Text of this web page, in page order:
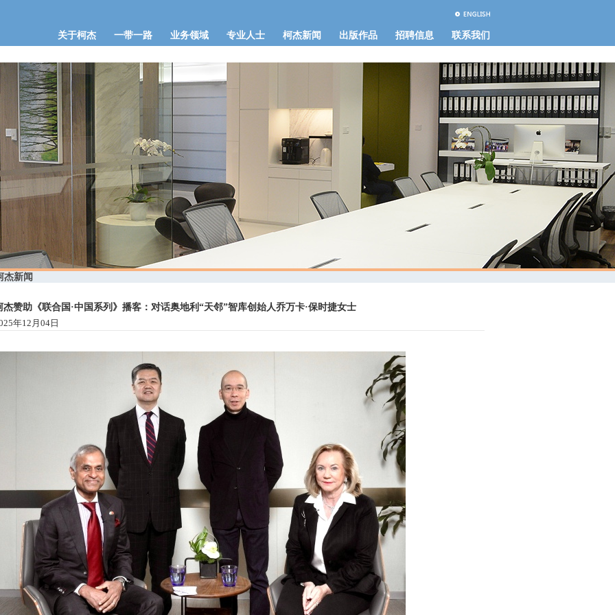
关于柯杰 一带一路 业务领域 专业人士 柯杰新闻 出版作品 招聘信息 联系我们
杰新闻
杰赞助《联合国·中国系列》播客：对话奥地利“天邻”智库创始人乔万卡·保时捷女士
年12月04日